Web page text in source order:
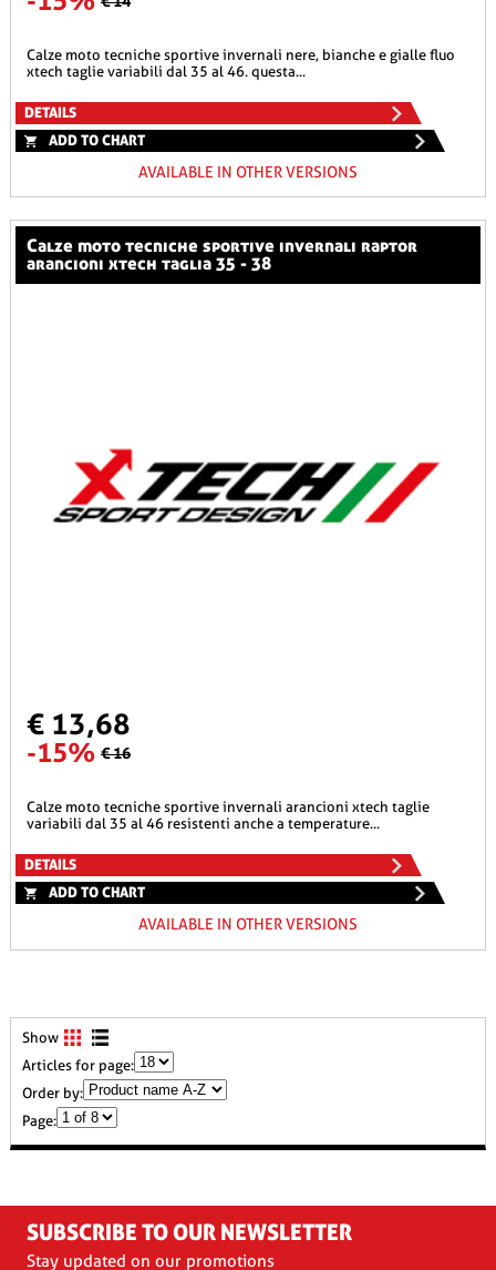
calze moto tecniche sportive invernali nere, bianche e gialle fluo
xtech taglie variabili dal 35 al 46. questa...
DETAILS
ADD TO CHART
AVAILABLE IN OTHER VERSIONS
calze moto tecniche sportive invernali raptor
arancioni xtech taglia 35 - 38
€ 13,68
-15% € 16
calze moto tecniche sportive invernali arancioni xtech taglie
variabili dal 35 al 46 resistenti anche a temperature...
DETAILS
ADD TO CHART
AVAILABLE IN OTHER VERSIONS
Show
Articles for page:
Order by:
Page:
SUBSCRIBE TO OUR NEWSLETTER
Stay updated on our promotions